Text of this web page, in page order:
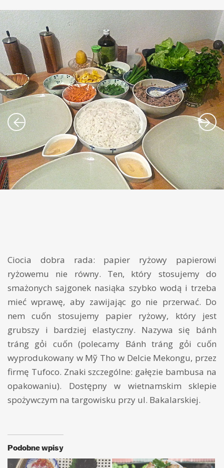
Ciocia dobra rada: papier ryżowy papierowi
ryżowemu nie równy. Ten, który stosujemy do
smażonych sajgonek nasiąka szybko wodą i trzeba
mieć wprawę, aby zawijając go nie przerwać. Do
nem cuốn stosujemy papier ryżowy, który jest
grubszy i bardziej elastyczny. Nazywa się bánh
tráng gỏi cuốn (polecamy Bánh tráng gỏi cuốn
wyprodukowany w Mỹ Tho w Delcie Mekongu, przez
firmę Tufoco. Znaki szczególne: gałęzie bambusa na
opakowaniu). Dostępny w wietnamskim sklepie
spożywczym na targowisku przy ul. Bakalarskiej.
Podobne wpisy